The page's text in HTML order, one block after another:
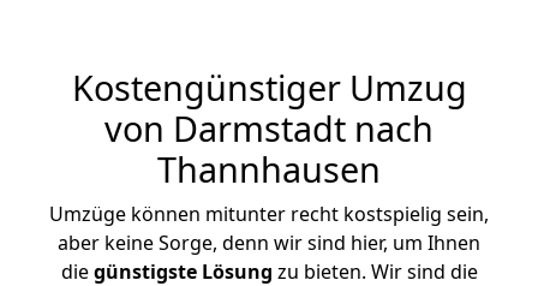
Kostengünstiger Umzug
von Darmstadt nach
Thannhausen
Umzüge können mitunter recht kostspielig sein,
aber keine Sorge, denn wir sind hier, um Ihnen
diegünstigste Lösung zu bieten. Wir sind die